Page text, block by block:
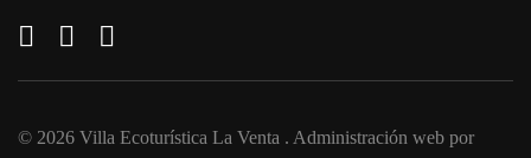
© 2026 Villa Ecoturística La Venta . Administración web por